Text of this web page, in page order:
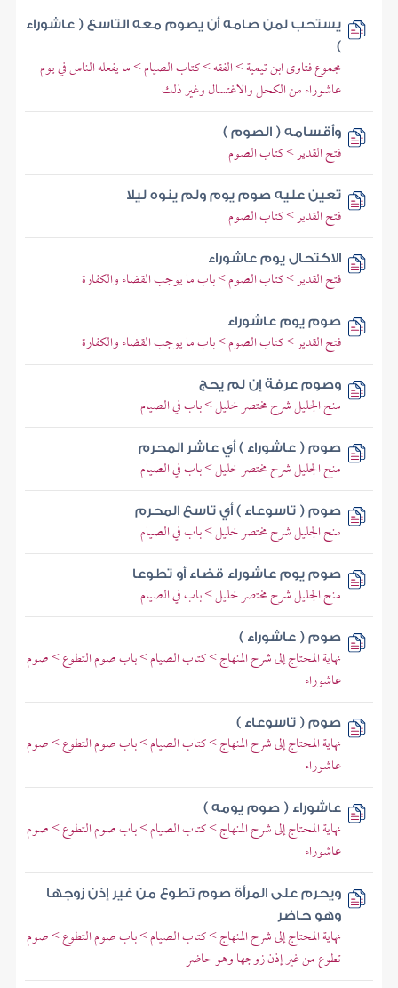
يستحب لمن صامه أن يصوم معه التاسع ( عاشوراء
)
مجموع فتاوى ابن تيمية > الفقه > كتاب الصيام > ما يفعله الناس في يوم
عاشوراء من الكحل والاغتسال وغير ذلك
وأقسامه ( الصوم )
فتح القدير > كتاب الصوم
تعين عليه صوم يوم ولم ينوه ليلا
فتح القدير > كتاب الصوم
الاكتحال يوم عاشوراء
فتح القدير > كتاب الصوم > باب ما يوجب القضاء والكفارة
صوم يوم عاشوراء
فتح القدير > كتاب الصوم > باب ما يوجب القضاء والكفارة
وصوم عرفة إن لم يحج
منح الجليل شرح مختصر خليل > باب في الصيام
صوم ( عاشوراء ) أي عاشر المحرم
منح الجليل شرح مختصر خليل > باب في الصيام
صوم ( تاسوعاء ) أي تاسع المحرم
منح الجليل شرح مختصر خليل > باب في الصيام
صوم يوم عاشوراء قضاء أو تطوعا
منح الجليل شرح مختصر خليل > باب في الصيام
صوم ( عاشوراء )
نهاية المحتاج إلى شرح المنهاج > كتاب الصيام > باب صوم التطوع > صوم
عاشوراء
صوم ( تاسوعاء )
نهاية المحتاج إلى شرح المنهاج > كتاب الصيام > باب صوم التطوع > صوم
عاشوراء
عاشوراء ( صوم يومه )
نهاية المحتاج إلى شرح المنهاج > كتاب الصيام > باب صوم التطوع > صوم
عاشوراء
ويحرم على المرأة صوم تطوع من غير إذن زوجها
وهو حاضر
نهاية المحتاج إلى شرح المنهاج > كتاب الصيام > باب صوم التطوع > صوم
تطوع من غير إذن زوجها وهو حاضر